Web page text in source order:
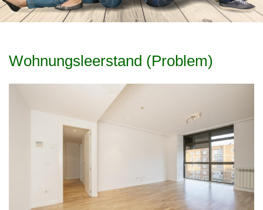
Wohnungsleerstand (Problem)